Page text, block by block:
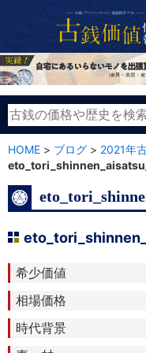
HOME > ブログ > 2021年
希少価値
相場価格
時代背景